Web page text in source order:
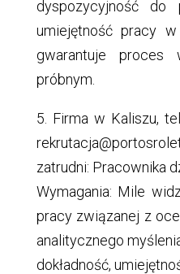
dyspozycyjność
umiejętność pracy
gwarantuje proces
próbnym.
5. Firma w Kaliszu,
zatrudni: Pracownika
Wymagania: Mile
pracy związanej z
analitycznego
dokładność,